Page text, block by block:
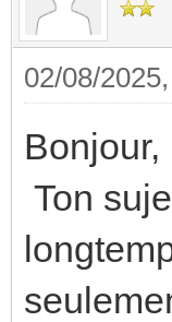
02/08/
Bonjour,
Ton